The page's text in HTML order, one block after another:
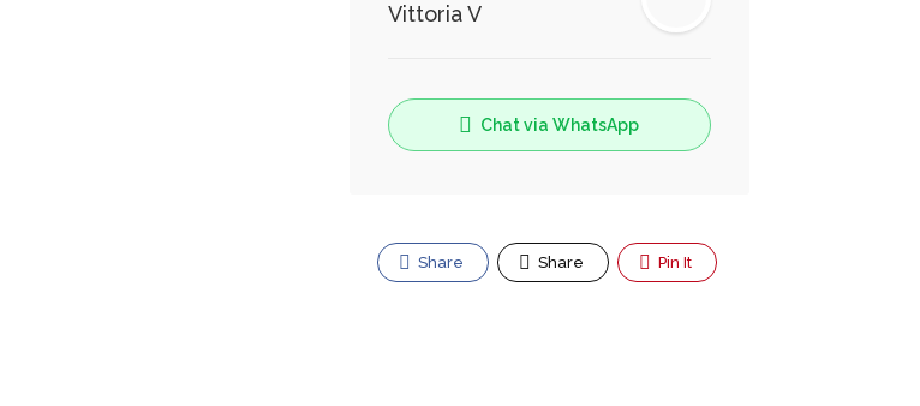
Vittoria V
Chat via WhatsApp
Share Share Pin It